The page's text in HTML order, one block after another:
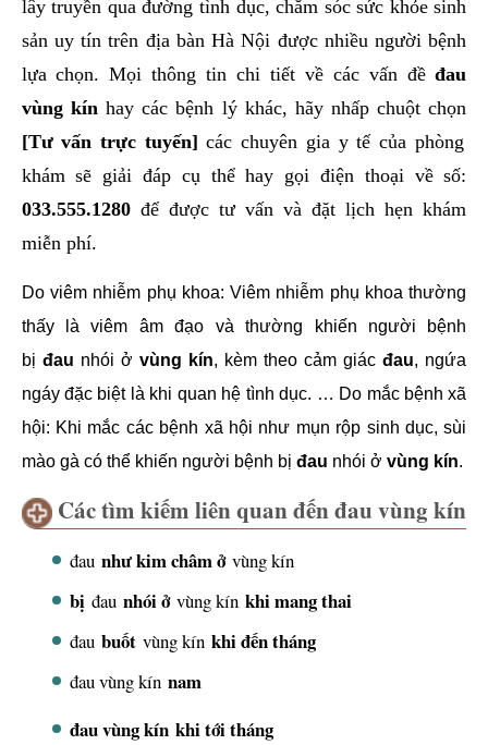
lây truyền qua đường tình dục, chăm sóc sức khỏe sinh
sản uy tín trên địa bàn Hà Nội được nhiều người bệnh
lựa chọn. Mọi thông tin chi tiết về các vấn đềđau
vùng kín hay các bệnh lý khác, hãy nhấp chuột chọn
[Tư vấn trực tuyến]các chuyên gia y tế của phòng
khám sẽ giải đáp cụ thể hay gọi điện thoại về số:
033.555.1280để được tư vấn và đặt lịch hẹn khám
miễn phí.
Do viêm nhiễm phụ khoa: Viêm nhiễm phụ khoa thường
thấy là viêm âm đạo và thường khiến người bệnh
bị đau nhói ở vùng kín, kèm theo cảm giácđau, ngứa
ngáy đặc biệt là khi quan hệ tình dục. … Do mắc bệnh xã
hội: Khi mắc các bệnh xã hội như mụn rộp sinh dục, sùi
mào gà có thể khiến người bệnh bị đau nhói ở vùng kín.
Các tìm kiếm liên quan đến đau vùng kín
đaunhư kim châm ởvùng kín
bị đaunhói ởvùng kínkhi mang thai
đaubuốt vùng kínkhi đến tháng
đau vùng kínnam
đau vùng kín khi tới tháng